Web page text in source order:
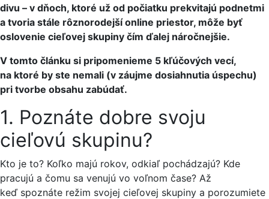
divu – v dňoch, ktoré už od počiatku prekvitajú podnetmi
a tvoria stále rôznorodejší online priestor, môže byť
oslovenie cieľovej skupiny čím ďalej náročnejšie.
V tomto článku si pripomenieme 5 kľúčových vecí,
na ktoré by ste nemali (v záujme dosiahnutia úspechu)
pri tvorbe obsahu zabúdať.
1. Poznáte dobre svoju
cieľovú skupinu?
Kto je to? Koľko majú rokov, odkiaľ pochádzajú? Kde
pracujú a čomu sa venujú vo voľnom čase? Až
keď spoznáte režim svojej cieľovej skupiny a porozumiete